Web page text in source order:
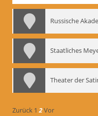
Staatliches
Theater der
Zurück 1 2Vor